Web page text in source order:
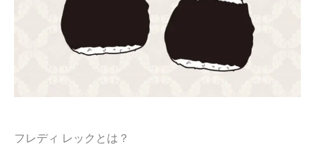
フレディ レックとは？